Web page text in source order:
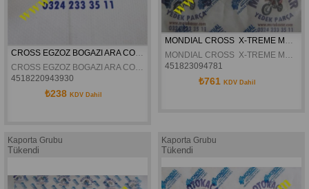
CROSS EGZOZ BOGAZI ARA CONTASI
CROSS EGZOZ BOGAZI ARA CONTASI
4518220943930
₺238 KDV Dahil
MONDIAL CROSS  X-TREME MAX 150 KONJEKTÖR ORJINAL
MONDIAL CROSS  X-TREME MAX 150 KONJEKTÖR ORJINAL
451823094781
₺761 KDV Dahil
Kaporta Grubu
Tükendi
Kaporta Grubu
Tükendi